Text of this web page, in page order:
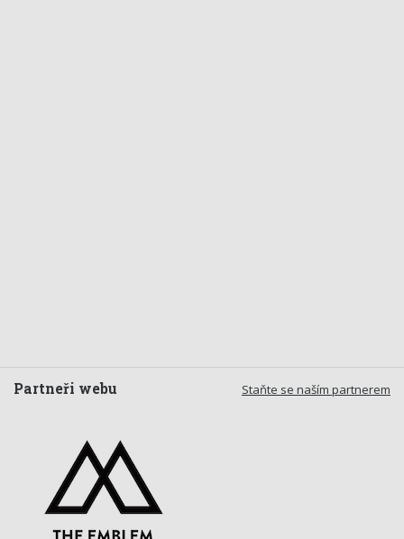
Staňte se naším partnerem
Partneři webu